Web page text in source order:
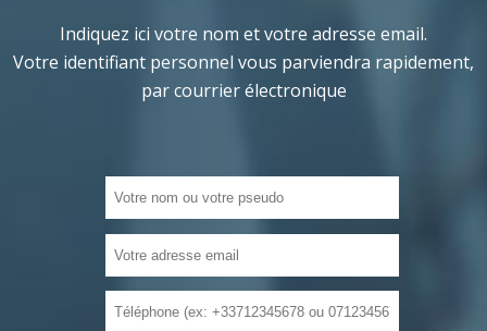
Indiquez ici votre nom et votre adresse email.
Votre identifiant personnel vous parviendra rapidement,
par courrier électronique